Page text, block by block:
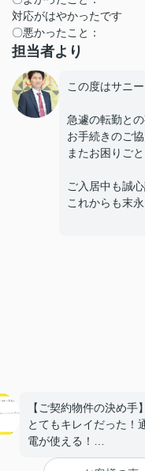
対応がはやかったです
〇悪かったこと：
担当者より
この度はサニ
急遽の転勤と
お手続きのご
またお困りご
ご入居中も誠
これからも末
【ご契約物件の決め手】
とてもキレイだった！
電が使える！
【担当者へのひとこと